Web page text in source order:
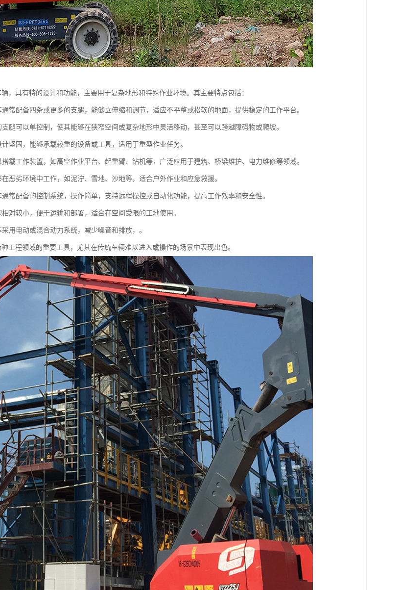
，具有特的设计和功能，主要用于复杂地形和特殊作业环境。其主要特点包括：
常配备四条或更多的支腿，能够立伸缩和调节，适应不平整或松软的地面，提供稳定的工作平台。
腿可以单控制，使其能够在狭窄空间或复杂地形中灵活移动，甚至可以跨越障碍物或爬坡。
坚固，能够承载较重的设备或工具，适用于重型作业任务。
载工作装置，如高空作业平台、起重臂、钻机等，广泛应用于建筑、桥梁维护、电力维修等领域。
恶劣环境中工作，如泥泞、雪地、沙地等，适合户外作业和应急救援。
常配备的控制系统，操作简单，支持远程操控或自动化功能，提高工作效率和安全性。
对较小，便于运输和部署，适合在空间受限的工地使用。
用电动或混合动力系统，减少噪音和排放，。
工程领域的重要工具，尤其在传统车辆难以进入或操作的场景中表现出色。